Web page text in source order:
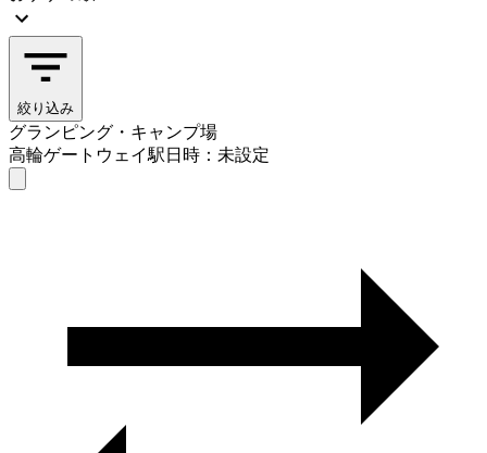
絞り込み
グランピング・キャンプ場
高輪ゲートウェイ駅日時：未設定